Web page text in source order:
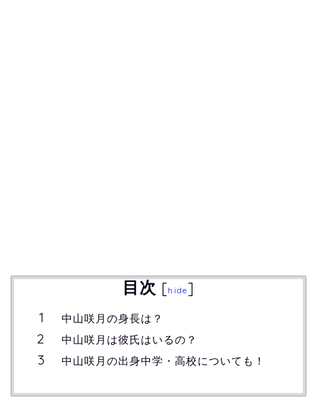
目次 [hide]
中山咲月の身長は？
中山咲月は彼氏はいるの？
中山咲月の出身中学・高校についても！